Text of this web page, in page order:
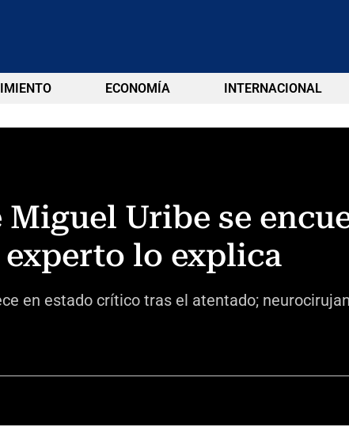
ECONOMÍA INTERNACIONAL
Uribe se
lo explica
en estado crítico tras el atentado;